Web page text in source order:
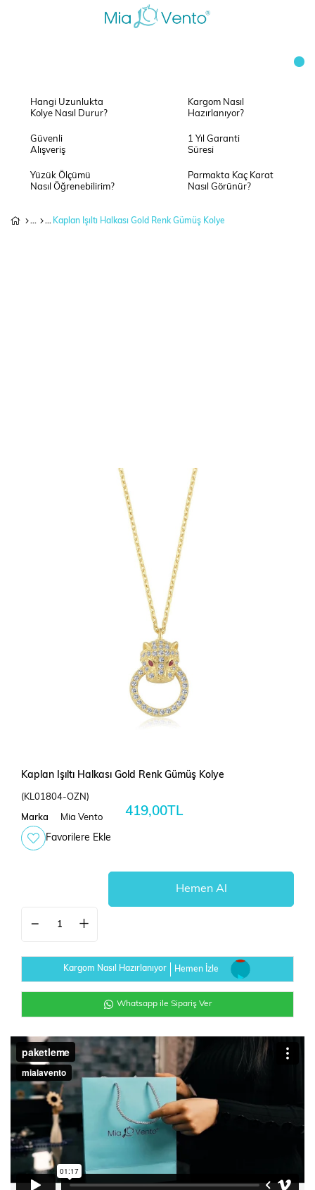
Hangi Uzunlukta
Kolye Nasıl Durur?
Kargom Nasıl
Hazırlanıyor?
Güvenli
Alışveriş
1 Yıl Garanti
Süresi
Yüzük Ölçümü
Nasıl Öğrenebilirim?
Parmakta Kaç Karat
Nasıl Görünür?
Kaplan Işıltı Halkası Gold Renk Gümüş Kolye
Kaplan Işıltı Halkası Gold Renk Gümüş Kolye
(KL01804-OZN)
Marka Mia Vento 419,00TL
Favorilere Ekle
Kargom Nasıl Hazırlanıyor Hemen İzle
Whatsapp ile Sipariş Ver